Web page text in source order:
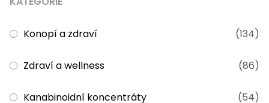
Konopí a zdraví (134)
Zdraví a wellness (86)
Kanabinoidní koncentráty (54)